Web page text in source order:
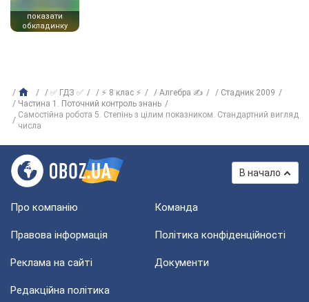
показати
обкладинку
✅ ГДЗ ✅ ⚡ 8 клас ⚡ Алгебра ✍
Стадник 2009
Частина 1. Поточний контроль знань
Самостійна робота 5. Степінь з цілим показником. Стандартний вигляд
числа
В начало
Про компанію Команда
Правова інформація Політика конфіденційності
Реклама на сайті Документи
Редакційна політика